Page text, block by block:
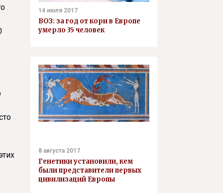
14 июля 2017
ВОЗ: за год от кори в Европе
умерло 35 человек
8 августа 2017
Генетики установили, кем
были представители первых
цивилизаций Европы